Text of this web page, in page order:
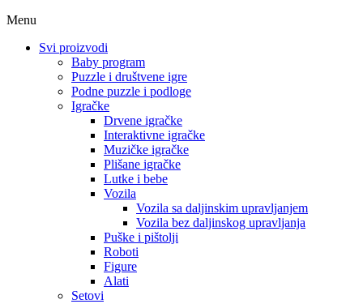
Menu
Svi proizvodi
Baby program
Puzzle i društvene igre
Podne puzzle i podloge
Igračke
Drvene igračke
Interaktivne igračke
Muzičke igračke
Plišane igračke
Lutke i bebe
Vozila
Vozila sa daljinskim upravljanjem
Vozila bez daljinskog upravljanja
Puške i pištolji
Roboti
Figure
Alati
Setovi